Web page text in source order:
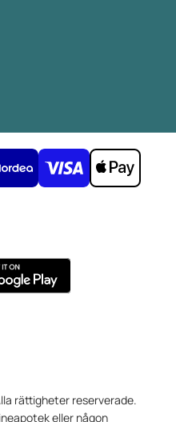
rättigheter reserverade.
eller någon